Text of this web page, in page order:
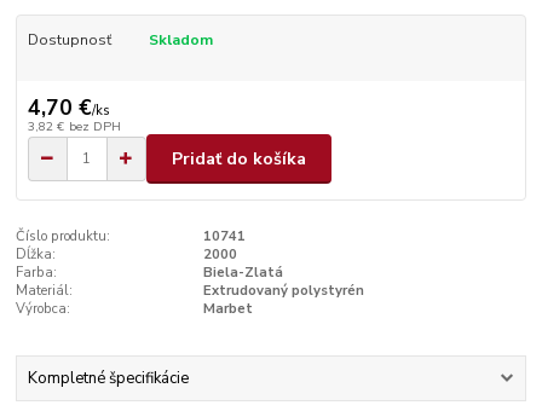
Dostupnosť Skladom
4,70 €/ks
3,82 € bez DPH
Pridať do košíka
Číslo produktu:
10741
Dĺžka:
2000
Farba:
Biela-Zlatá
Materiál:
Extrudovaný polystyrén
Výrobca:
Marbet
Kompletné špecifikácie